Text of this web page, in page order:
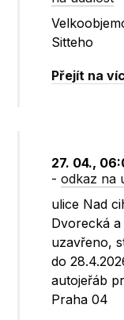
Sitteho
Přejít na
27. 04.,
-odkaz na
ulice Nad
Dvorecká
uzavřeno,
do
autojeřáb
Praha 04